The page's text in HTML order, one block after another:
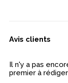
Avis clients
Il n'y a pas
premier à